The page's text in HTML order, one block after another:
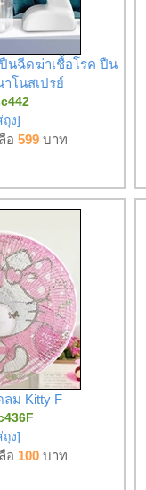
ปืนฉีดฆ่าเชื้อโรค ปืน
โนสเปรย์
ง]
อ599 บาท
ม Kitty F
ง]
อ 100 บาท